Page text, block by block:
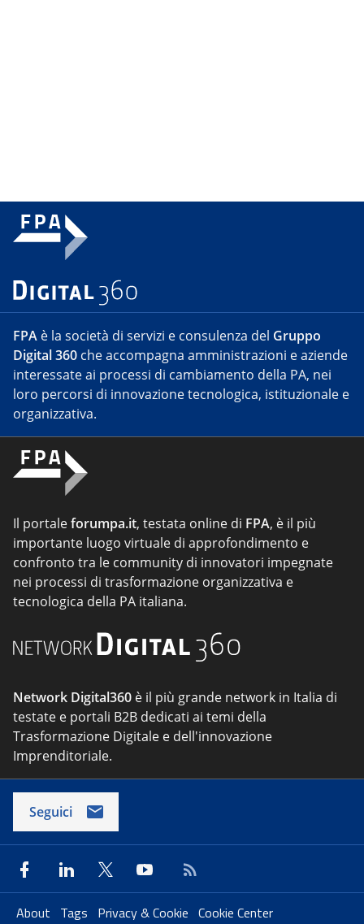
FPA è la società di servizi e consulenza del Gruppo
Digital 360 che accompagna amministrazioni e aziende
interessate ai processi di cambiamento della PA, nei
loro percorsi di innovazione tecnologica, istituzionale e
organizzativa.
Il portaleforumpa.it, testata online di FPA, è il più
importante luogo virtuale di approfondimento e
confronto tra le community di innovatori impegnate
nei processi di trasformazione organizzativa e
tecnologica della PA italiana.
Network Digital360 è il più grande network in Italia di
testate e portali B2B dedicati ai temi della
Trasformazione Digitale e dell'innovazione
Imprenditoriale.
Seguici
About Tags Privacy & Cookie Cookie Center